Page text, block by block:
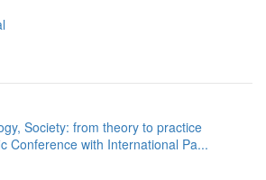
Society: from theory to practice
Conference with International Pa...